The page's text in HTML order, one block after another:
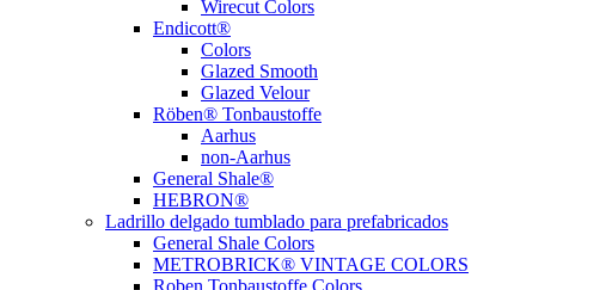
Wirecut Colors
Endicott®
Colors
Glazed Smooth
Glazed Velour
Röben® Tonbaustoffe
Aarhus
non-Aarhus
General Shale®
HEBRON®
Ladrillo delgado tumblado para prefabricados
General Shale Colors
METROBRICK® VINTAGE COLORS
Roben Tonbaustoffe Colors